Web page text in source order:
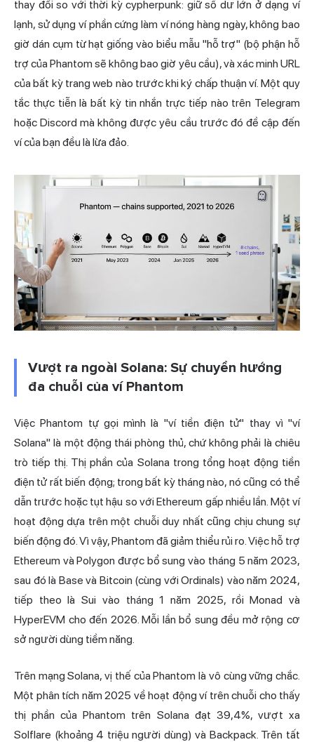
thay đổi so với thời kỳ cypherpunk: giữ số dư lớn ở dạng ví
lạnh, sử dụng ví phần cứng làm ví nóng hàng ngày, không bao
giờ dán cụm từ hạt giống vào biểu mẫu "hỗ trợ" (bộ phận hỗ
trợ của Phantom sẽ không bao giờ yêu cầu), và xác minh URL
của bất kỳ trang web nào trước khi ký chấp thuận ví. Một quy
tắc thực tiễn là bất kỳ tin nhắn trực tiếp nào trên Telegram
hoặc Discord mà không được yêu cầu trước đó đề cập đến
ví của bạn đều là lừa đảo.
Vượt ra ngoài Solana: Sự chuyển hướng
đa chuỗi của ví Phantom
Việc Phantom tự gọi mình là "ví tiền điện tử" thay vì "ví
Solana" là một động thái phòng thủ, chứ không phải là chiêu
trò tiếp thị. Thị phần của Solana trong tổng hoạt động tiền
điện tử rất biến động; trong bất kỳ tháng nào, nó cũng có thể
dẫn trước hoặc tụt hậu so với Ethereum gấp nhiều lần. Một ví
hoạt động dựa trên một chuỗi duy nhất cũng chịu chung sự
biến động đó. Vì vậy, Phantom đã giảm thiểu rủi ro. Việc hỗ trợ
Ethereum và Polygon được bổ sung vào tháng 5 năm 2023,
sau đó là Base và Bitcoin (cùng với Ordinals) vào năm 2024,
tiếp theo là Sui vào tháng 1 năm 2025, rồi Monad và
HyperEVM cho đến 2026. Mỗi lần bổ sung đều mở rộng cơ
sở người dùng tiềm năng.
Trên mạng Solana, vị thế của Phantom là vô cùng vững chắc.
Một phân tích năm 2025 về hoạt động ví trên chuỗi cho thấy
thị phần của Phantom trên Solana đạt 39,4%, vượt xa
Solflare (khoảng 4 triệu người dùng) và Backpack. Trên tất